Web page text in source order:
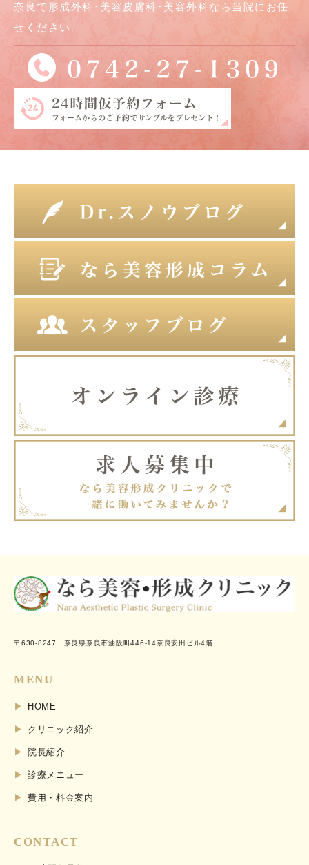
奈良で形成外科･美容皮膚科･美容外科なら当院にお任
せください。
〒630-8247 奈良県奈良市油阪町446-14奈良安田ビル4階
MENU
HOME
クリニック紹介
院長紹介
診療メニュー
費用・料金案内
CONTACT